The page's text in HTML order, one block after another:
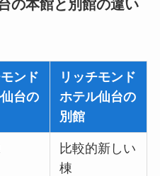
の本館と別館の違い
ンド
台の
リッチモンド
ホテル仙台の
別館
比較的新しい
棟